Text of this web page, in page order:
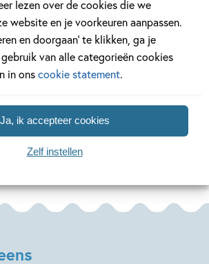
lezen over de cookies die we
website en je voorkeuren aanpassen.
en doorgaan’ te klikken, ga je
van alle categorieën cookies
in onscookie statement.
Ja, ik accepteer cookies
Zelf instellen
moment
Ons
Escape-
Lees meer
alle artikelen